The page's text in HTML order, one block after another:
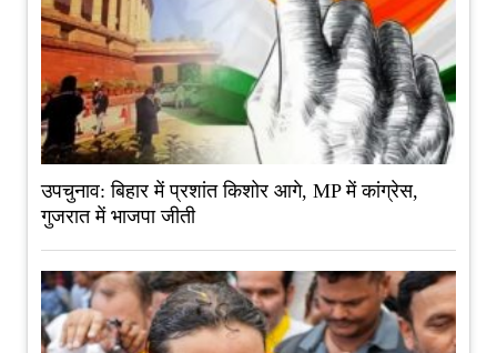
उपचुनाव: बिहार में प्रशांत किशोर आगे, MP में कांग्रेस,
गुजरात में भाजपा जीती